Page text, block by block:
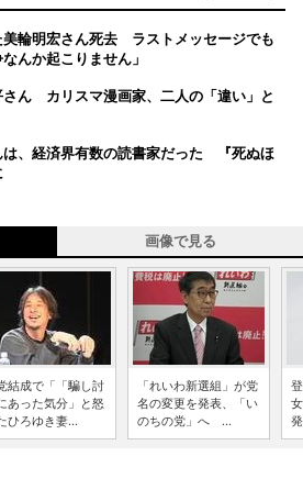
美輪明宏さん死去 ラストメッセージでも
んか起こりません」
ん カリスマ漫画家、二人の「違い」と
は、経済界有数の読書家だった 『死ぬほ
画像で見る
結成で「「騙し討
あった気分」と怒
ひろゆき妻...
「れいわ新選組」が党
名の変更を発表、「い
のちの党」へ ...